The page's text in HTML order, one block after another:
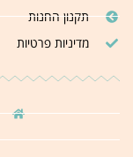
תקנון החנות
מדיניות פרטיות